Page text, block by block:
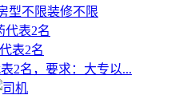
型不限装修不限
表2名
2名，要求：大专以...